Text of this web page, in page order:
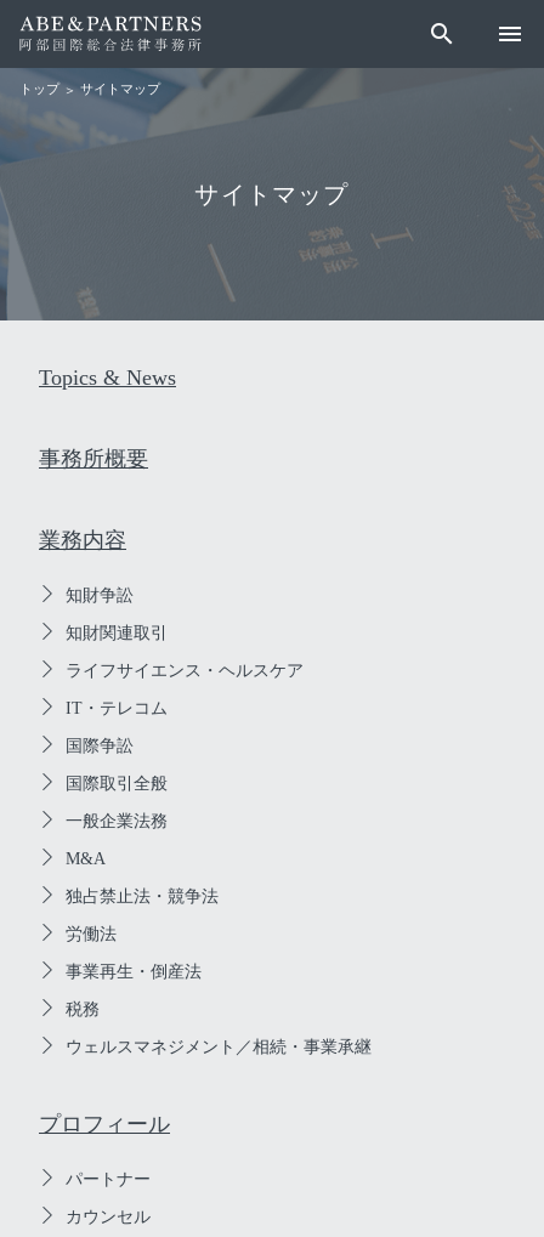
search menu
トップ サイトマップ
サイトマップ
Topics & News
事務所概要
業務内容
知財争訟
知財関連取引
ライフサイエンス・ヘルスケア
IT・テレコム
国際争訟
国際取引全般
一般企業法務
M&A
独占禁止法・競争法
労働法
事業再生・倒産法
税務
ウェルスマネジメント／相続・事業承継
プロフィール
パートナー
カウンセル